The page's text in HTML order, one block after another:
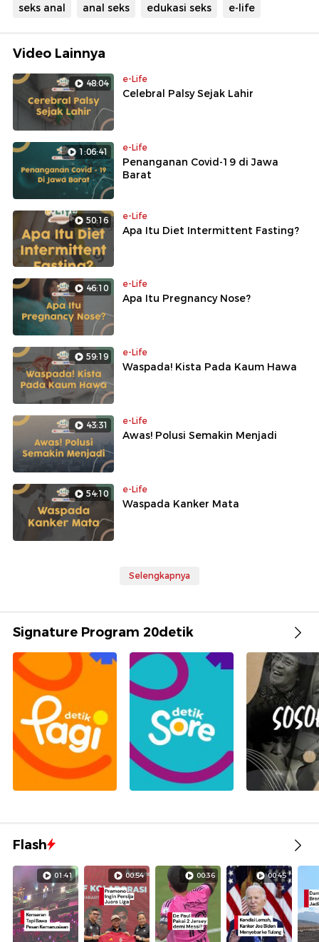
seks anal anal seks edukasi seks e-life
Video Lainnya
48:04 e-Life
Celebral Palsy Sejak Lahir
1:06:41 e-Life
Penanganan Covid-19 di Jawa
Barat
50:16 e-Life
Apa Itu Diet Intermittent Fasting?
46:10 e-Life
Apa Itu Pregnancy Nose?
59:19 e-Life
Waspada! Kista Pada Kaum Hawa
43:31 e-Life
Awas! Polusi Semakin Menjadi
54:10 e-Life
Waspada Kanker Mata
Selengkapnya
Signature Program 20detik
Flash
01:41 00:54 00:36 00:45